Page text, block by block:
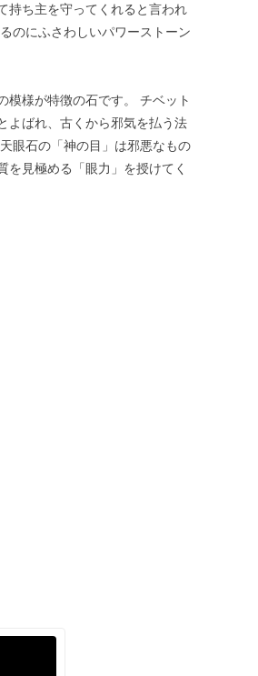
持ち主を守ってくれると言われ
のにふさわしいパワーストーン
模様が特徴の石です。 チベット
よばれ、古くから邪気を払う法
眼石の「神の目」は邪悪なもの
を見極める「眼力」を授けてく